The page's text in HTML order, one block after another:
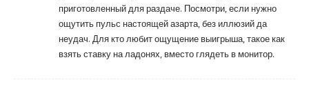
приготовленный для раздаче. Посмотри, если нужно
ощутить пульс настоящей азарта, без иллюзий да
неудач. Для кто любит ощущение выигрыша, такое как
взять ставку на ладонях, вместо глядеть в монитор.